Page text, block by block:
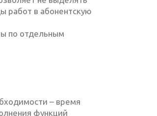
работ в абонентскую
по отдельным
– время
функций